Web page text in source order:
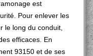
est
Pour enlever les
le long du conduit,
efficaces. En
93150 et de ses